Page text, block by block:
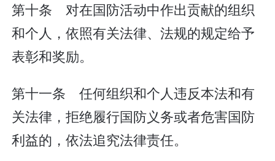
第十条 对在国防活动中作出贡献的组织
和个人，依照有关法律、法规的规定给予
表彰和奖励。
第十一条 任何组织和个人违反本法和有
关法律，拒绝履行国防义务或者危害国防
利益的，依法追究法律责任。